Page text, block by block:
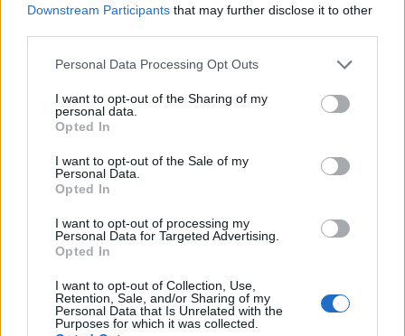
Downstream Participants that may further disclose it to other
Please note that this website/app uses one or more Google
not limited to your visit or usage behaviour. You may click to
grant or deny consent to Google and its third-party tags to
use your data for below specified purposes in below Google
consent section.
Personal Data Processing Opt Outs
I want to opt-out of the Sharing of my
personal data.
Opted In
I want to opt-out of the Sale of my
Personal Data.
Opted In
I want to opt-out of processing my
Personal Data for Targeted Advertising.
Opted In
I want to opt-out of Collection, Use,
Retention, Sale, and/or Sharing of my
Personal Data that Is Unrelated with the
Purposes for which it was collected.
"Ez egy állapot, ami sosem állapodik
meg"
A diagnosztikai folyamat: egy kihívásokkal teli,
nehéz önismereti út
NeuroHarmonia2020
Elindulni azon az úton, amit egy diagnosztikai
folyamat jelent...kicsit hasonlít talán ahhoz, mint